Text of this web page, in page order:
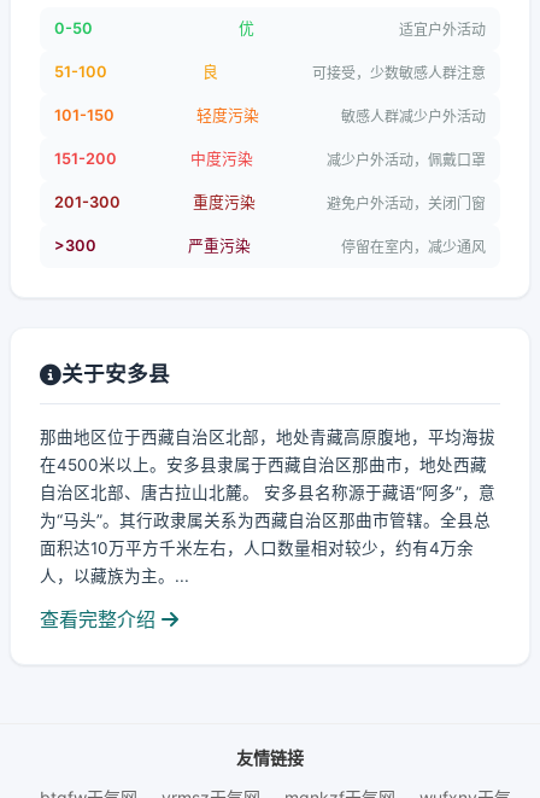
0-50 优 适宜户外活动
51-100 良 可接受，少数敏感人群注意
101-150 轻度污染 敏感人群减少户外活动
151-200 中度污染 减少户外活动，佩戴口罩
201-300 重度污染 避免户外活动，关闭门窗
>300 严重污染 停留在室内，减少通风
关于安多县
那曲地区位于西藏自治区北部，地处青藏高原腹地，平均海拔
在4500米以上。安多县隶属于西藏自治区那曲市，地处西藏
自治区北部、唐古拉山北麓。 安多县名称源于藏语“阿多”，意
为“马头”。其行政隶属关系为西藏自治区那曲市管辖。全县总
面积达10万平方千米左右，人口数量相对较少，约有4万余
人，以藏族为主。...
查看完整介绍
友情链接